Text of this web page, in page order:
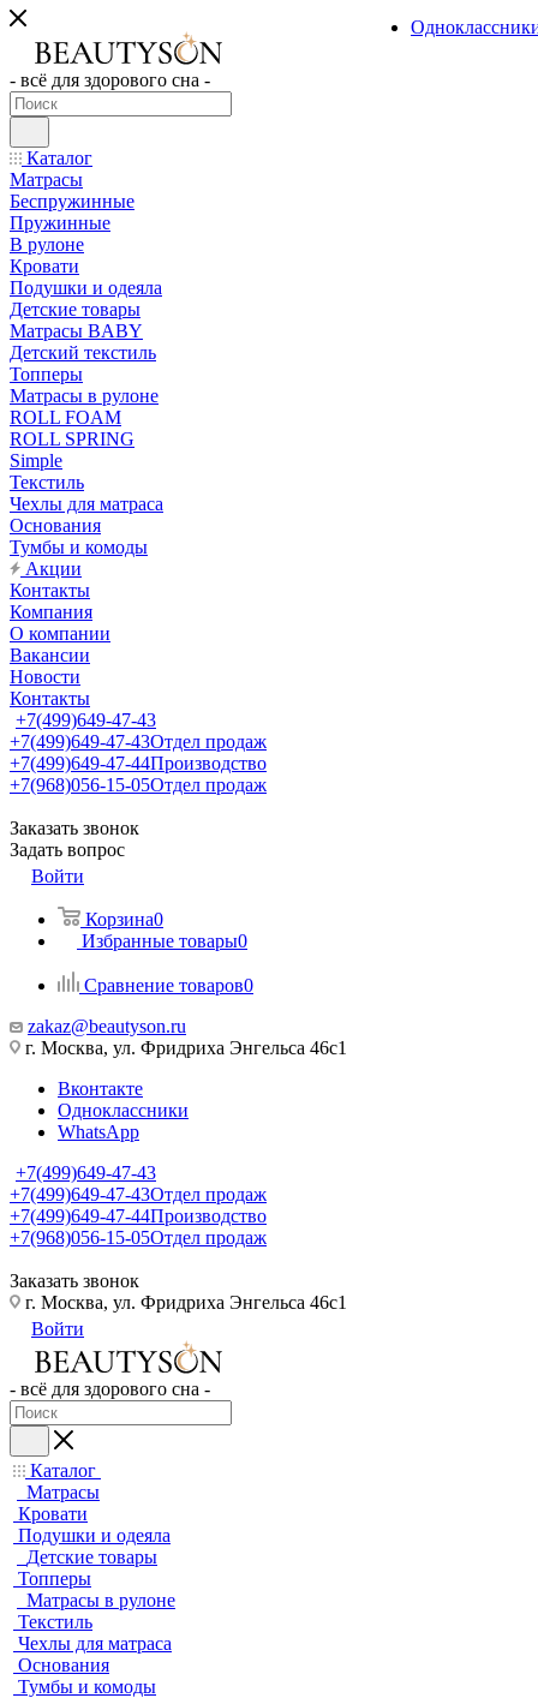
- всё для здорового сна -
Каталог
Матрасы
Беспружинные
Пружинные
В рулоне
Кровати
Подушки и одеяла
Детские товары
Матрасы BABY
Детский текстиль
Топперы
Матрасы в рулоне
ROLL FOAM
ROLL SPRING
Simple
Текстиль
Чехлы для матраса
Основания
Тумбы и комоды
Акции
Контакты
Компания
О компании
Вакансии
Новости
Контакты
+7(499)649-47-43
+7(499)649-47-43Отдел продаж
+7(499)649-47-44Производство
+7(968)056-15-05Отдел продаж
Заказать звонок
Задать вопрос
Войти
Корзина0
Избранные товары0
Сравнение товаров0
zakaz@beautyson.ru
г. Москва, ул. Фридриха Энгельса 46с1
Вконтакте
Одноклассники
WhatsApp
+7(499)649-47-43
+7(499)649-47-43Отдел продаж
+7(499)649-47-44Производство
+7(968)056-15-05Отдел продаж
Заказать звонок
г. Москва, ул. Фридриха Энгельса 46с1
Войти
- всё для здорового сна -
Каталог
Матрасы
Кровати
Подушки и одеяла
Детские товары
Топперы
Матрасы в рулоне
Текстиль
Чехлы для матраса
Основания
Тумбы и комоды